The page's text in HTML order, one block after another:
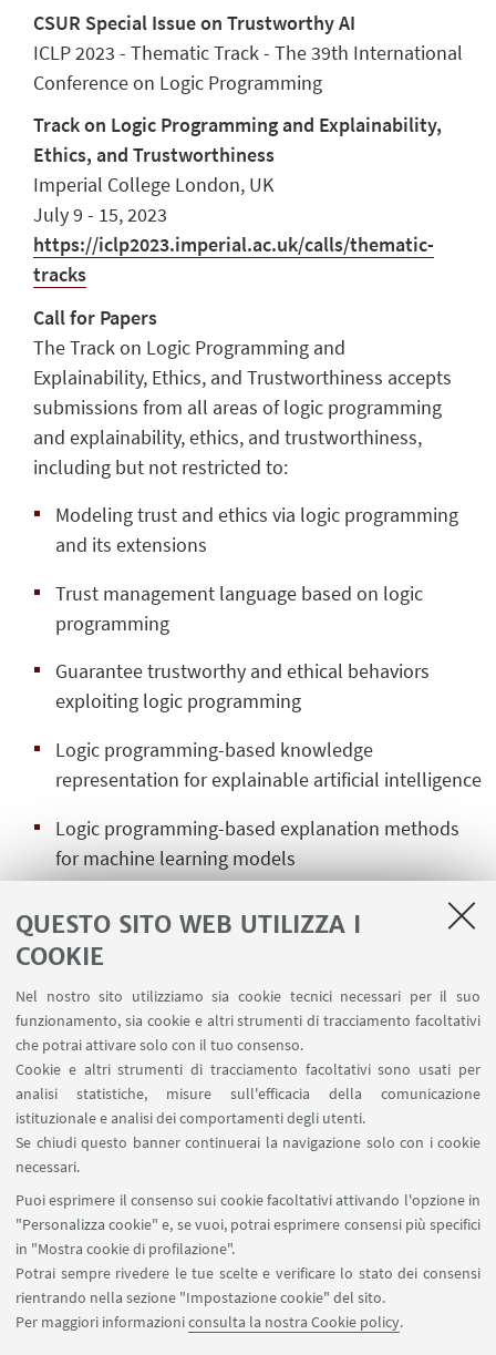
QUESTO SITO WEB UTILIZZA I
COOKIE
Nel nostro sito utilizziamo sia cookie tecnici necessari per il suo
funzionamento, sia cookie e altri strumenti di tracciamento facoltativi
che potrai attivare solo con il tuo consenso.
Cookie e altri strumenti di tracciamento facoltativi sono usati per
analisi statistiche, misure sull'efficacia della comunicazione
istituzionale e analisi dei comportamenti degli utenti.
Se chiudi questo banner continuerai la navigazione solo con i cookie
necessari.
Puoi esprimere il consenso sui cookie facoltativi attivando l'opzione in
"Personalizza cookie" e, se vuoi, potrai esprimere consensi più specifici
in "Mostra cookie di profilazione".
Potrai sempre rivedere le tue scelte e verificare lo stato dei consensi
rientrando nella sezione "Impostazione cookie" del sito.
Per maggiori informazioniconsulta la nostra Cookie policy.
CSUR Special Issue on Trustworthy AI
ICLP 2023 - Thematic Track - The 39th International
Conference on Logic Programming
Track on Logic Programming and Explainability,
Ethics, and Trustworthiness
Imperial College London, UK
July 9 - 15, 2023
https://iclp2023.imperial.ac.uk/calls/thematic-
tracks
Call for Papers
The Track on Logic Programming and
Explainability, Ethics, and Trustworthiness accepts
submissions from all areas of logic programming
and explainability, ethics, and trustworthiness,
including but not restricted to:
Modeling trust and ethics via logic programming
and its extensions
Trust management language based on logic
programming
Guarantee trustworthy and ethical behaviors
exploiting logic programming
Logic programming-based knowledge
representation for explainable artificial intelligence
Logic programming-based explanation methods
for machine learning models
learning models
Important Dates
Abstract registration: January 23, 2023
Paper submission deadline: January 31, 2023
Notification: February 28, 2023
Workshop: July 9 - 15, 2023
Thematic Tracks Chairs
Roberta Calegari, University of Bologna